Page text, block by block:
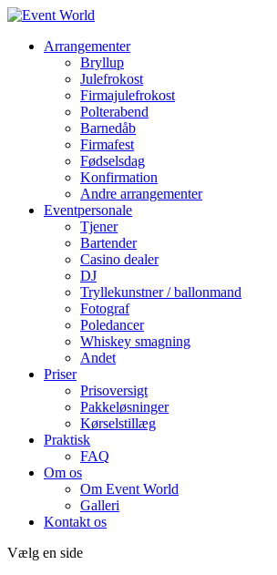
Arrangementer
Bryllup
Julefrokost
Firmajulefrokost
Polterabend
Barnedåb
Firmafest
Fødselsdag
Konfirmation
Andre arrangementer
Eventpersonale
Tjener
Bartender
Casino dealer
DJ
Tryllekunstner / ballonmand
Fotograf
Poledancer
Whiskey smagning
Andet
Priser
Prisoversigt
Pakkeløsninger
Kørselstillæg
Praktisk
FAQ
Om os
Om Event World
Galleri
Kontakt os
Vælg en side